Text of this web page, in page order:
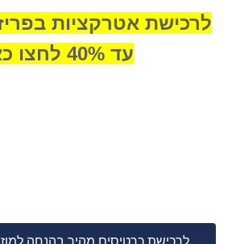
לרכישת אטרקציות
עד 40% לחצו כאן:
לרכישת כרטיסים מהיר בהנחה